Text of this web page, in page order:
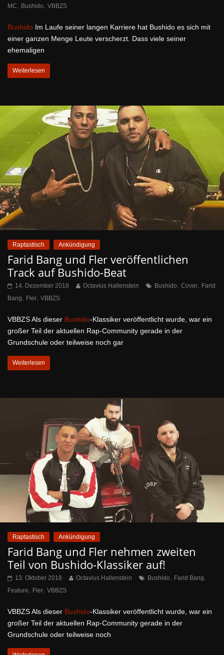
MC, Bushido, VBBZS
Bushido Im Laufe seiner langen Karriere hat Bushido es sich mit
einer ganzen Menge Leute verscherzt. Dass viele seiner
ehemaligen
Weiterlesen
Raptastisch Ankündigung
Farid Bang und Fler veröffentlichen
Track auf Bushido-Beat
14. Dezember 2018 Octavius Hallenstein Bushido, Cover, Farid
Bang, Fler, VBBZS
VBBZS Als dieser Bushido-Klassiker veröffentlicht wurde, war ein
großer Teil der aktuellen Rap-Community gerade in der
Grundschule oder teilweise noch gar
Weiterlesen
Raptastisch Ankündigung
Farid Bang und Fler nehmen zweiten
Teil von Bushido-Klassiker auf!
13. Oktober 2018 Octavius Hallenstein Bushido, Farid Bang,
Feature, Fler, VBBZS
VBBZS Als dieser Bushido-Klassiker veröffentlicht wurde, war ein
großer Teil der aktuellen Rap-Community gerade in der
Grundschule oder teilweise noch